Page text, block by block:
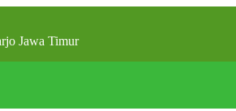
Jawa Timur